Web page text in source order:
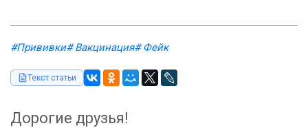
#Прививки# Вакцинация# Фейк
Текст статьи
Дорогие друзья!